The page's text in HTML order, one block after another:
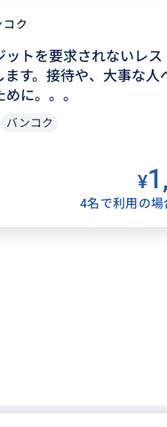
コク
ットを要求されないレス
ます。接待や、大事な人
に。。。
バンコク
¥
4名で利用の場